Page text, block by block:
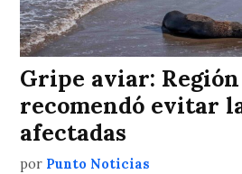
Gripe aviar:
recomendó evitar
afectadas
por Punto Noticias